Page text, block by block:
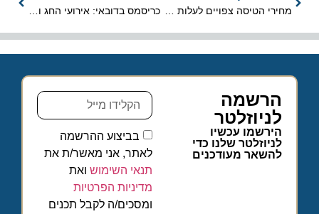
הרשמה
לניוזלטר
הירשמו עכשיו
לניוזלטר שלנו כדי
להשאר מעודכנים
בביצוע ההרשמה
לאתר, אני מאשר/ת את
תנאי השימוש ואת
מדיניות הפרטיות
ומסכים/ה לקבל תכנים